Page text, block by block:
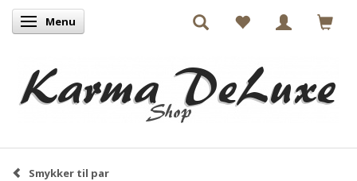
Skifte navigation
Menu
Smykker til par